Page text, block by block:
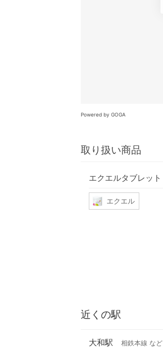
Powered by GOGA
取り扱い商品
エクエルタブレット
エクエル
近くの駅
大和駅 相鉄本線 など